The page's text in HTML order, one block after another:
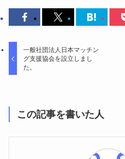
一般社団法人日本マッチン
グ支援協会を設立しまし
た。
この記事を書いた人